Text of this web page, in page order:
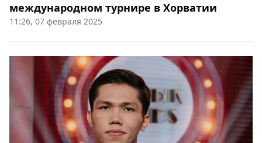
международном турнире в Хорватии
11:26, 07 февраля 2025